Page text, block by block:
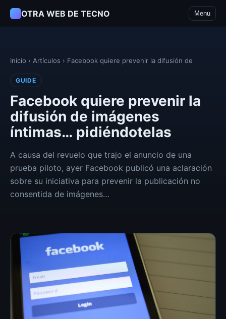
OTRA WEB DE TECNO Menu
Inicio › Artículos › Facebook quiere prevenir la difusión de
GUIDE
Facebook quiere prevenir la
difusión de imágenes
íntimas… pidiéndotelas
A causa del revuelo que trajo el anuncio de una
prueba piloto, ayer Facebook publicó una aclaración
sobre su iniciativa para prevenir la publicación no
consentida de imágenes…